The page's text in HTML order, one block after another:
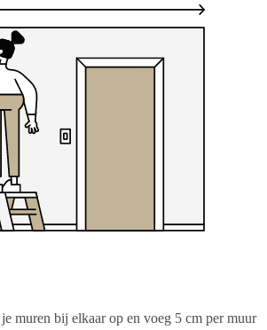
muren bij elkaar op en voeg 5 cm per muur